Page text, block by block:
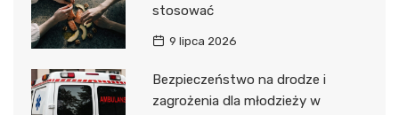
stosować
9 lipca 2026
Bezpieczeństwo na drodze i
zagrożenia dla młodzieży w